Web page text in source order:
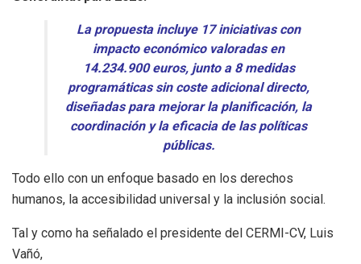
La propuesta incluye 17 iniciativas con
impacto económico valoradas en
14.234.900 euros, junto a 8 medidas
programáticas sin coste adicional directo,
diseñadas para mejorar la planificación, la
coordinación y la eficacia de las políticas
públicas.
Todo ello con un enfoque basado en los derechos
humanos, la accesibilidad universal y la inclusión social.
Tal y como ha señalado el presidente del CERMI-CV, Luis
Vañó,